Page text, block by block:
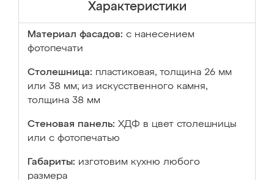
Характеристики
Материал фасадов: с нанесением
фотопечати
Столешница: пластиковая, толщина 26 мм
или 38 мм; из искусственного камня,
толщина 38 мм
Стеновая панель: ХДФ в цвет столешницы
или с фотопечатью
Габариты: изготовим кухню любого
размера